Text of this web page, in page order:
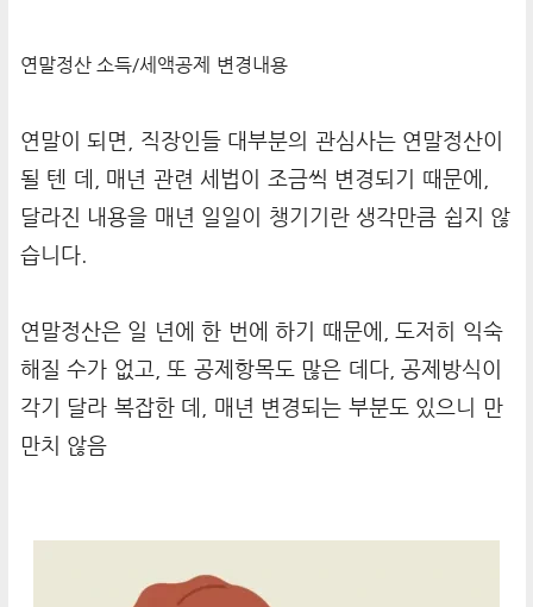
연말정산 소득/세 액공제 변경내용
연말이 되면, 직장인들 대부분의 관심사는 연말정산이
될 텐 데, 매년 관련 세법이 조금씩 변경되기 때문에,
달라진 내용을 매년 일일이 챙기기란 생각만큼 쉽지 않
습니다.
연말정산은 일 년에 한 번에 하기 때문에, 도저히 익숙
해질 수가 없고, 또 공제항목도 많은 데다, 공제방식이
각기 달라 복잡한 데, 매년 변경되는 부분도 있으니 만
만치 않음